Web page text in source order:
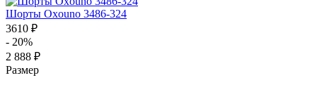
Шорты Oxouno 3486-324
3610 ₽
- 20%
2 888 ₽
Размер